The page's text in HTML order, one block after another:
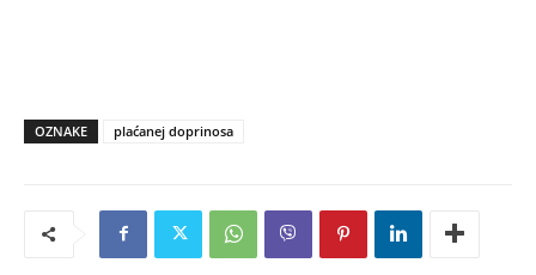
OZNAKE plaćanej doprinosa